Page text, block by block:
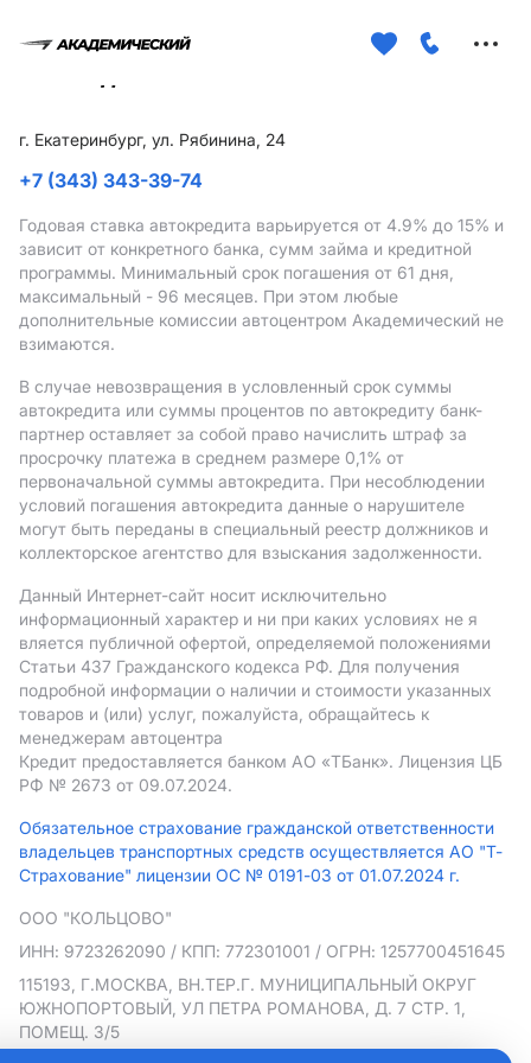
г. Екатеринбург, ул. Рябинина, 24
+7 (343) 343-39-74
Годовая ставка автокредита варьируется от 4.9% до 15% и
зависит от конкретного банка, сумм займа и кредитной
программы. Минимальный срок погашения от 61 дня,
максимальный - 96 месяцев. При этом любые
дополнительные комиссии автоцентром Академический не
взимаются.
В случае невозвращения в условленный срок суммы
автокредита или суммы процентов по автокредиту банк-
партнер оставляет за собой право начислить штраф за
просрочку платежа в среднем размере 0,1% от
первоначальной суммы автокредита. При несоблюдении
условий погашения автокредита данные о нарушителе
могут быть переданы в специальный реестр должников и
коллекторское агентство для взыскания задолженности.
Данный Интернет-сайт носит исключительно
информационный характер и ни при каких условиях не я
вляется публичной офертой, определяемой положениями
Статьи 437 Гражданского кодекса РФ. Для получения
подробной информации о наличии и стоимости указанных
товаров и (или) услуг, пожалуйста, обращайтесь к
менеджерам автоцентра
Кредит предоставляется банком АO «ТБанк». Лицензия ЦБ
РФ № 2673 от 09.07.2024.
Обязательное страхование гражданской ответственности
владельцев транспортных средств осуществляется АО "Т-
Страхование" лицензии ОС № 0191-03 от 01.07.2024 г.
ООО "КОЛЬЦОВО"
ИНН: 9723262090 / КПП: 772301001 / ОГРН: 1257700451645
115193, Г.МОСКВА, ВН.ТЕР.Г. МУНИЦИПАЛЬНЫЙ ОКРУГ
ЮЖНОПОРТОВЫЙ, УЛ ПЕТРА РОМАНОВА, Д. 7 СТР. 1,
ПОМЕЩ. 3/5